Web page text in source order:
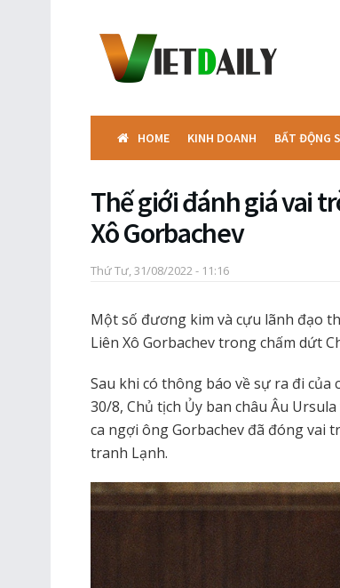
HOME KINH DOANH BẤT ĐỘNG
Thế giới đánh giá vai
Xô Gorbachev
Thứ Tư, 31/08/2022 - 11:16
Một số đương kim và cựu lãnh đạo
Liên Xô Gorbachev trong chấm dứt
Sau khi có thông báo về sự ra đi của
30/8, Chủ tịch Ủy ban châu Âu
ca ngợi ông Gorbachev đã đóng vai
tranh Lạnh.